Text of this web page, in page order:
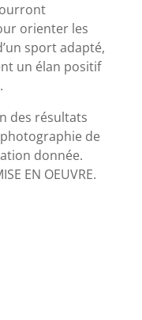
orienter les
sport adapté,
un élan positif
des résultats
de
donnée.
EN OEUVRE.